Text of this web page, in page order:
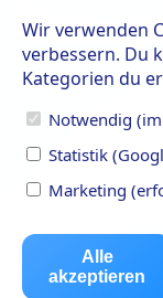
AGB
Wir verwenden
verbessern. Du
Kategorien du
Notwendig
Statistik
Marketing
Alle
akzeptieren